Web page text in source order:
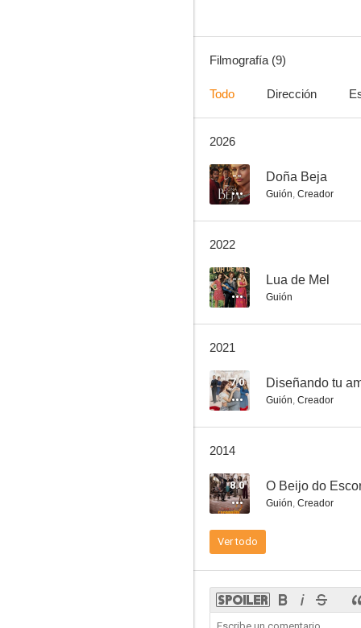
Filmografía (9)
Todo Dirección
2026
-- Doña Beja
Guión, Creador
2022
-- Lua de Mel
Guión
2021
7.0 Diseñando tu
Guión, Creador
2014
8.0 O Beijo do
Guión, Creador
Ver todo